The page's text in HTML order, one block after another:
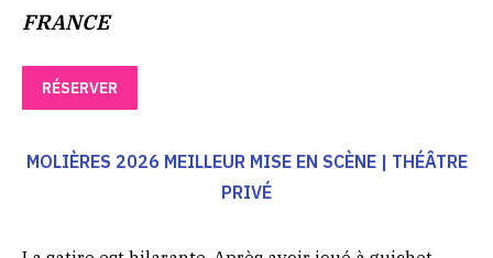
FRANCE
RÉSERVER
MOLIÈRES 2026 MEILLEUR MISE EN SCÈNE | THÉÂTRE
PRIVÉ